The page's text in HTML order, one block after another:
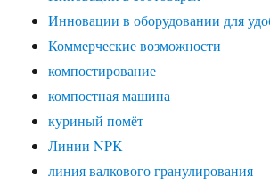
Инновации в оборудовании для
Коммерческие возможности
компостирование
компостная машина
куриный помёт
Линии NPK
линия валкового гранулирования